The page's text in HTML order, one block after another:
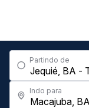
Partindo de
Indo para